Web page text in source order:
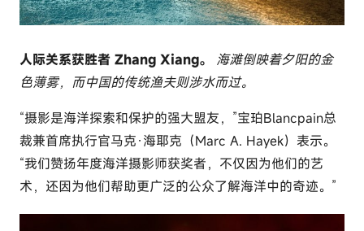
人际关系获胜者 Zhang Xiang。
海滩倒映着夕阳的金
色薄雾，而中国的传统渔夫则涉水而过。
“摄影是海洋探索和保护的强大盟友，”宝珀Blancpain总
裁兼首席执行官马克·海耶克（Marc A. Hayek）表示。
“我们赞扬年度海洋摄影师获奖者，不仅因为他们的艺
术，还因为他们帮助更广泛的公众了解海洋中的奇迹。”